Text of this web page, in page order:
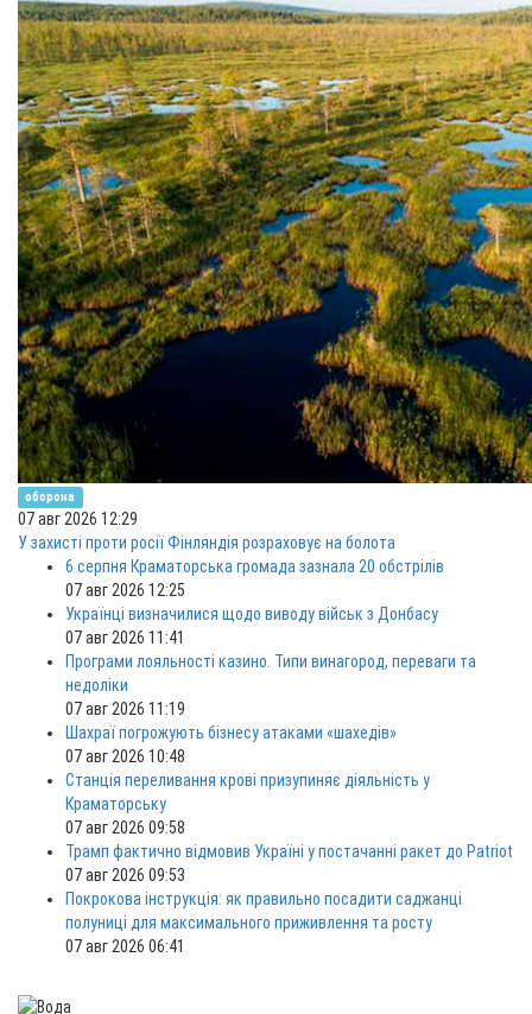
оборона
07 авг 2026 12:29
У захисті проти росії Фінляндія розраховує на болота
6 серпня Краматорська громада зазнала 20 обстрілів
07 авг 2026 12:25
Українці визначилися щодо виводу військ з Донбасу
07 авг 2026 11:41
Програми лояльності казино. Типи винагород, переваги та
недоліки
07 авг 2026 11:19
Шахраї погрожують бізнесу атаками «шахедів»
07 авг 2026 10:48
Станція переливання крові призупиняє діяльність у
Краматорську
07 авг 2026 09:58
Трамп фактично відмовив Україні у постачанні ракет до Patriot
07 авг 2026 09:53
Покрокова інструкція: як правильно посадити саджанці
полуниці для максимального приживлення та росту
07 авг 2026 06:41